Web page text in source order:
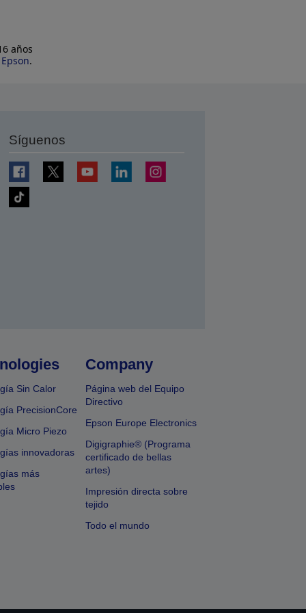
años
.
Síguenos
Sin Calor
PrecisionCore
Micro Piezo
innovadoras
más
Company
Página web del Equipo
Directivo
Epson Europe Electronics
Digigraphie® (Programa
certificado de bellas
artes)
Impresión directa sobre
tejido
Todo el mundo